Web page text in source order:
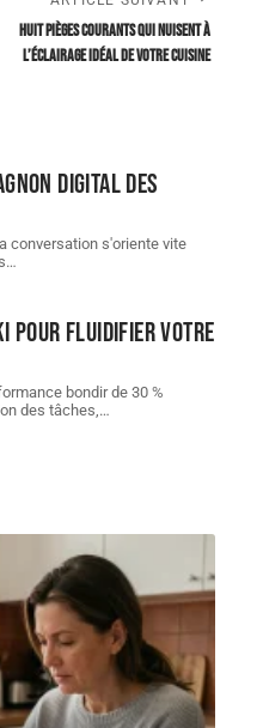
Huit pièges courants qui nuisent à
l’éclairage idéal de votre cuisine
digital des
conversation s'oriente vite
…
pour fluidifier votre
bondir de 30 %
des tâches, …